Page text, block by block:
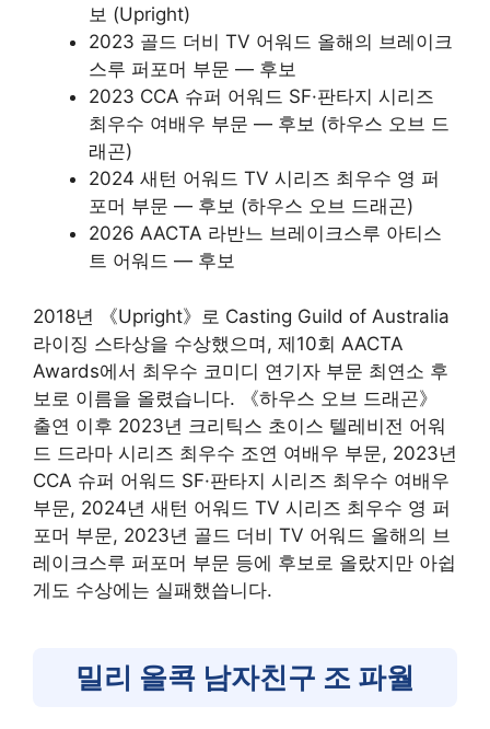
보 (Upright)
2023 골드 더비 TV 어워드 올해의 브레이크
스루 퍼포머 부문 — 후보
2023 CCA 슈퍼 어워드 SF·판타지 시리즈
최우수 여배우 부문 — 후보 (하우스 오브 드
래곤)
2024 새턴 어워드 TV 시리즈 최우수 영 퍼
포머 부문 — 후보 (하우스 오브 드래곤)
2026 AACTA 라반느 브레이크스루 아티스
트 어워드 — 후보
2018년 《Upright》로 Casting Guild of Australia
라이징 스타상을 수상했으며, 제10회 AACTA
Awards에서 최우수 코미디 연기자 부문 최연소 후
보로 이름을 올렸습니다. 《하우스 오브 드래곤》
출연 이후 2023년 크리틱스 초이스 텔레비전 어워
드 드라마 시리즈 최우수 조연 여배우 부문, 2023년
CCA 슈퍼 어워드 SF·판타지 시리즈 최우수 여배우
부문, 2024년 새턴 어워드 TV 시리즈 최우수 영 퍼
포머 부문, 2023년 골드 더비 TV 어워드 올해의 브
레이크스루 퍼포머 부문 등에 후보로 올랐지만 아쉽
게도 수상에는 실패했씁니다.
밀리 올콕 남자친구 조 파월